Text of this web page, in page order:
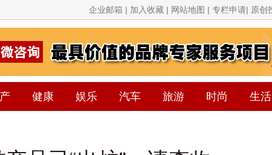
企业邮箱 | 加入收藏 | 网站地图 | 专栏申请| 原创
健康 娱乐 汽车 旅游 时尚 生活